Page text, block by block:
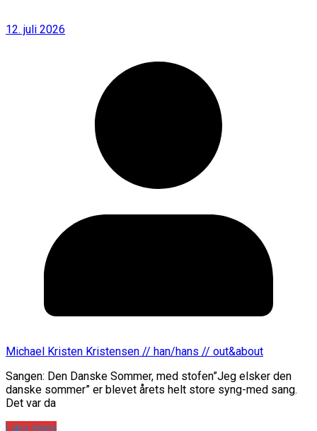
12. juli 2026
Michael Kristen Kristensen // han/hans // out&about
Sangen: Den Danske Sommer, med stofen”Jeg elsker den
danske sommer” er blevet årets helt store syng-med sang.
Det var da
Læs mere